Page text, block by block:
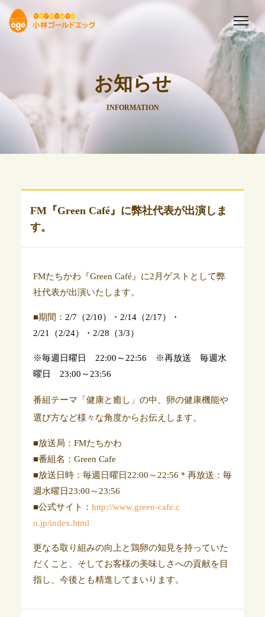
お知らせ
INFORMATION
FM『Green Café』に弊社代表が出演しま
す。
FMたちかわ『Green Café』に2月ゲストとして弊
社代表が出演いたします。
■期間： 2/7（2/10）・2/14（2/17）・
2/21（2/24）・2/28（3/3）
※毎週日曜日 22:00～22:56 ※再放送 毎週水
曜日 23:00～23:56
番組テーマ「健康と癒し」の中、卵の健康機能や
選び方など様々な角度からお伝えします。
■放送局： FMたちかわ
■番組名：Green Cafe
■放送日時：毎週日曜日22:00～22:56＊再放送：毎
週水曜日23:00～23:56
■公式サイト： http://www.green-cafe.c
o.jp/index.html
更なる取り組みの向上と鶏卵の知見を持っていた
だくこと、そしてお客様の美味しさへの貢献を目
指し、今後とも精進してまいります。